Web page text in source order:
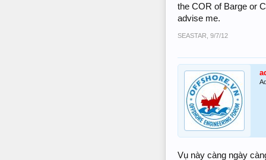
the COR of Barge or
advise me.
SEASTAR 9/7/12
Vụ này càng ngày